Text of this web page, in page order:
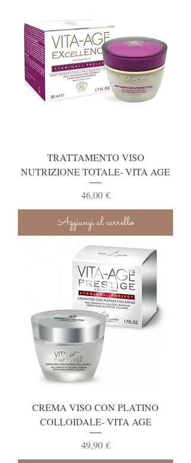
TRATTAMENTO VISO
NUTRIZIONE TOTALE- VITA AGE
Prezzo
46,00 €
Aggiungi al carrello
CREMA VISO CON PLATINO
COLLOIDALE- VITA AGE
Prezzo
49,90 €